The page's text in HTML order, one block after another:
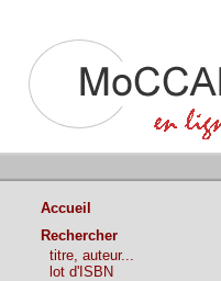
Accueil
Rechercher
titre, auteur...
lot d'ISBN